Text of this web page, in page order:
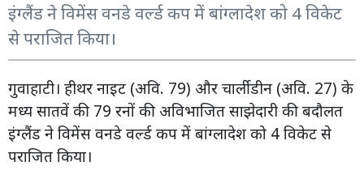
इंग्लैंड ने विमेंस वनडे वर्ल्ड कप में बांग्लादेश को 4 विकेट
से पराजित किया।
गुवाहाटी। हीथर नाइट (अवि. 79) और चार्ली डीन (अवि. 27) के
मध्य सातवें की 79 रनों की अविभाजित साझेदारी की बदौलत
इंग्लैंड ने विमेंस वनडे वर्ल्ड कप में बांग्लादेश को 4 विकेट से
पराजित किया।